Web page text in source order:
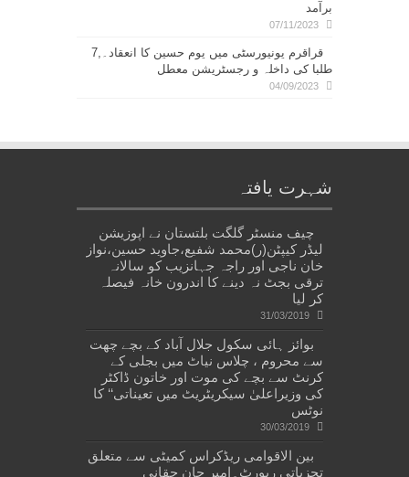
برآمد
07/11/2023
قراقرم یونیورسٹی میں یوم حسین کا انعقاد۔,7
طلبا کی داخلہ و رجسٹریشن معطل
04/09/2023
شہرت یافتہ
چیف منسٹر گلگت بلتستان نے اپوزیشن
لیڈر کیپٹن(ر)محمد شفیع،جاوید حسین،نواز
خان ناجی اور راجہ جہانزیب کو سالانہ
ترقی بجٹ نہ دینے کا اندرون خانہ فیصلہ
کر لیا
31/03/2019
بوائز ہائی سکول جلال آباد کے بچے چھت
سے محروم ، چلاس نیاٹ میں بجلی کے
کرنٹ سے بچے کی موت اور خاتون ڈاکٹر
کی وزیراعلیٰ سیکریٹریٹ میں تعیناتی‘‘ کا
نوٹس
30/03/2019
بین الاقوامی ریڈکراس کمیٹی سے متعلق
تجزیاتی رپورٹ۔امیر جان حقانی